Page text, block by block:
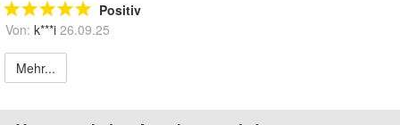
Positiv
Von: k***i 26.09.25
Mehr...